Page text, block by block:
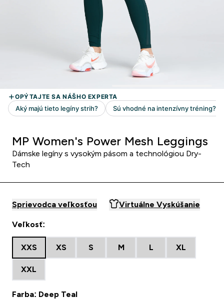
MP Women's Power Mesh Leggings
Dámske legíny s vysokým pásom a technológiou Dry-
Tech
Sprievodca veľkosťou Virtuálne Vyskúšanie
Veľkosť:
XXS XS S M L XL
XXL
Farba: Deep Teal